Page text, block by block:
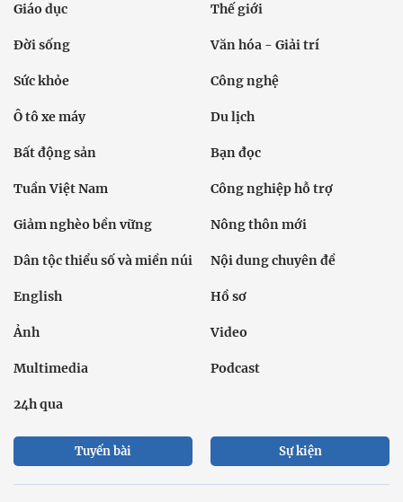
Giáo dục Thế giới
Đời sống Văn hóa - Giải trí
Sức khỏe Công nghệ
Ô tô xe máy Du lịch
Bất động sản Bạn đọc
Tuần Việt Nam Công nghiệp hỗ trợ
Giảm nghèo bền vững Nông thôn mới
Dân tộc thiểu số và miền núi Nội dung chuyên đề
English Hồ sơ
Ảnh Video
Multimedia Podcast
24h qua
Tuyến bài Sự kiện